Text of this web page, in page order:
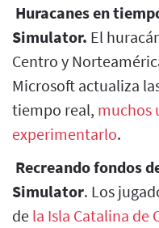
Huracanes en
Simulator. El
Centro y
Microsoft actualiza
tiempo real, muchos
experimentarlo.
Recreando fondos
Simulator. Los
de la Isla Catalina de